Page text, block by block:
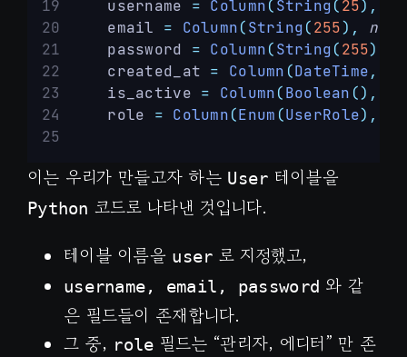
    username
= Column( String( 25),
    email
= Column(String(255),
    password
= Column(String(255),
    created_at
= Column (DateTime,
    is_active
= Column(Boolean (),
    role
= Column(Enum (UserRole),
이는 우리가 만들고자 하는 User 테이블을
Python 코드로 나타낸 것입니다.
테이블 이름을 user 로 지정했고,
username, email, password 와 같
은 필드들이 존재합니다.
그 중, role 필드는 “관리자, 에디터” 만 존